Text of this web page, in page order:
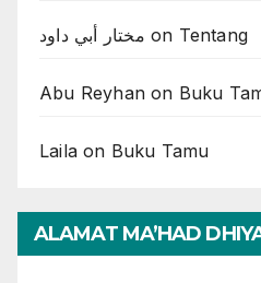
مختار أبي داود on Tentang
Abu Reyhan on Buku
Laila on Buku Tamu
ALAMAT MA’HAD